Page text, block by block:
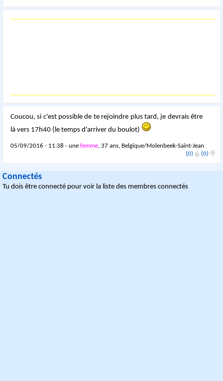
Coucou, si c'est possible de te rejoindre plus tard, je devrais être
là vers 17h40 (le temps d'arriver du boulot)
05/09/2016 - 11:38 - unefemme, 37 ans, Belgique/Molenbeek-Saint-Jean
(0)
(0)
Connectés
Tu dois être connecté pour voir la liste des membres connectés